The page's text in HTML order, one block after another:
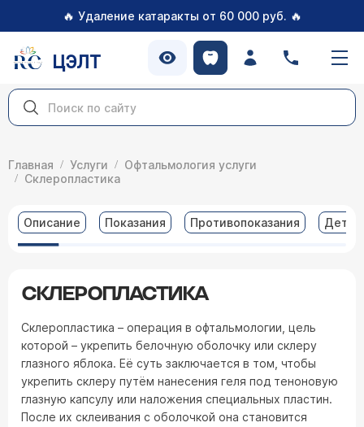
🔥 Удаление катаракты от 60 000 руб. 🔥
ЦЭЛТ
Главная Услуги
Офтальмология услуги
Склеропластика
Описание Показания Противопоказания
СКЛЕРОПЛАСТИКА
Склеропластика – операция в офтальмологии, цель
которой – укрепить белочную оболочку или склеру
глазного яблока. Её суть заключается в том, чтобы
укрепить склеру путём нанесения геля под теноновую
глазную капсулу или наложения специальных пластин.
После их склеивания с оболочкой она становится